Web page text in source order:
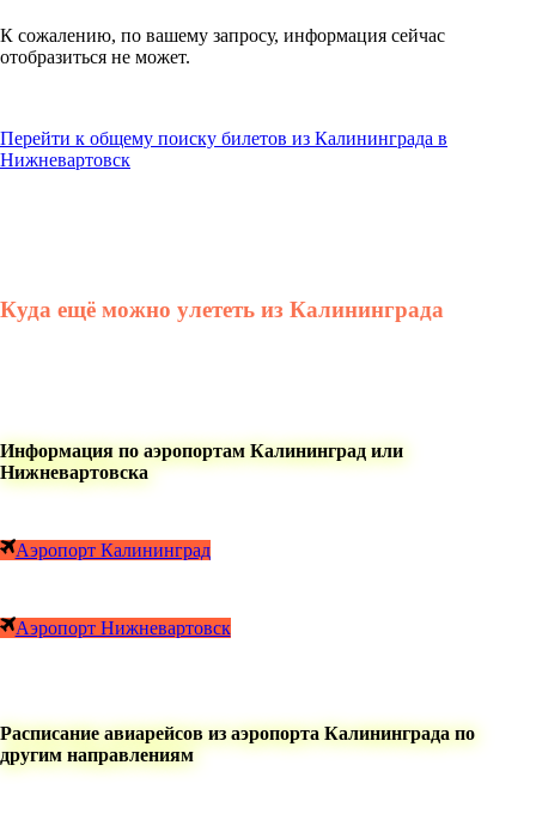
К сожалению, по вашему запросу, информация сейчас
отобразиться не может.
Перейти к общему поиску билетов из Калининграда в
Нижневартовск
Куда ещё можно улететь из Калининграда
Информация по аэропортам Калининград или
Нижневартовска
Аэропорт Калининград
Аэропорт Нижневартовск
Расписание авиарейсов из аэропорта Калининграда по
другим направлениям